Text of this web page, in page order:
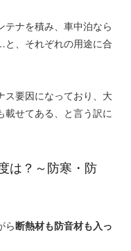
テナを積み、車中泊なら
と、それぞれの用途に合
ス要因になっており、大
載せてある、と言う訳に
は？～防寒・防
ら断熱材も防音材も入っ